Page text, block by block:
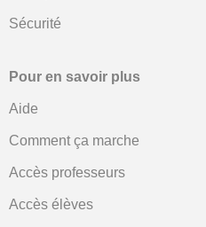
Sécurité
Pour en savoir plus
Aide
Comment ça marche
Accès professeurs
Accès élèves